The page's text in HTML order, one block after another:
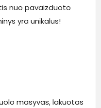
nuo pavaizduoto
yra unikalus!
masyvas, lakuotas